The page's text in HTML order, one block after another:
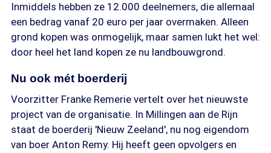
Inmiddels hebben ze 12.000 deelnemers, die allemaal
een bedrag vanaf 20 euro per jaar overmaken. Alleen
grond kopen was onmogelijk, maar samen lukt het wel:
door heel het land kopen ze nu landbouwgrond.
Nu ook mét boerderij
Voorzitter Franke Remerie vertelt over het nieuwste
project van de organisatie. In Millingen aan de Rijn
staat de boerderij 'Nieuw Zeeland', nu nog eigendom
van boer Anton Remy. Hij heeft geen opvolgers en